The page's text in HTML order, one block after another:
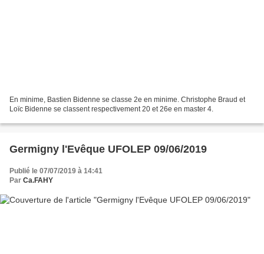
En minime, Bastien Bidenne se classe 2e en minime. Christophe Braud et
Loïc Bidenne se classent respectivement 20 et 26e en master 4.
Germigny l'Evêque UFOLEP 09/06/2019
Publié le 07/07/2019 à 14:41
Par Ca.FAHY